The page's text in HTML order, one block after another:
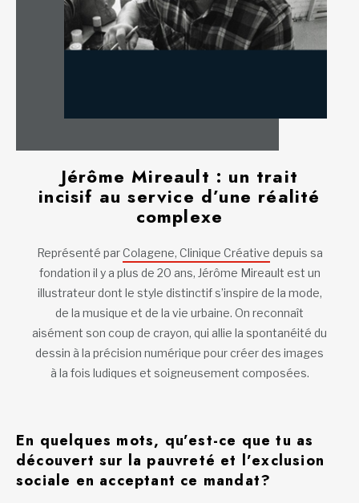
Jérôme Mireault : un trait
incisif au service d’une réalité
complexe
Représenté parColagene, Clinique Créative depuis sa
fondation il y a plus de 20 ans, Jérôme Mireault est un
illustrateur dont le style distinctif s’inspire de la mode,
de la musique et de la vie urbaine. On reconnaît
aisément son coup de crayon, qui allie la spontanéité du
dessin à la précision numérique pour créer des images
à la fois ludiques et soigneusement composées.
En quelques mots, qu’est-ce que tu as
découvert sur la pauvreté et l’exclusion
sociale en acceptant ce mandat?